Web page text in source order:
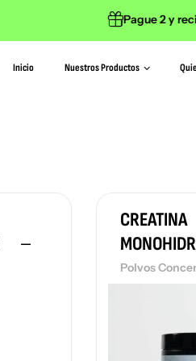
Pague 2 y
Inicio Nuestros Productos
CREATINA
Polvos